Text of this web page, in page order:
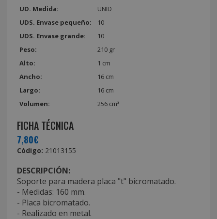
UD. Medida:
UNID
UDS. Envase pequeño:
10
UDS. Envase grande:
10
Peso:
210 gr
Alto:
1 cm
Ancho:
16 cm
Largo:
16 cm
Volumen:
256 cm³
FICHA TÉCNICA
7,80€
Código: 21013155
DESCRIPCIÓN:
Soporte para madera placa "t" bicromatado.
- Medidas: 160 mm.
- Placa bicromatado.
- Realizado en metal.